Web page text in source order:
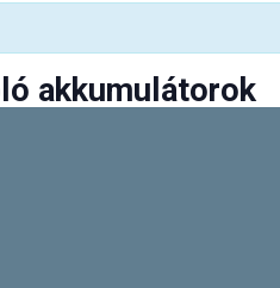
akkumulátorok